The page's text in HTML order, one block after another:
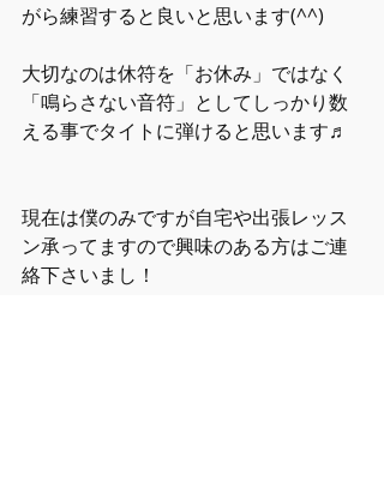
がら練習すると良いと思います(^^)
大切なのは休符を「お休み」ではなく
「鳴らさない音符」としてしっかり数
える事でタイトに弾けると思います♬
現在は僕のみですが自宅や出張レッス
ン承ってますので興味のある方はご連
絡下さいまし！